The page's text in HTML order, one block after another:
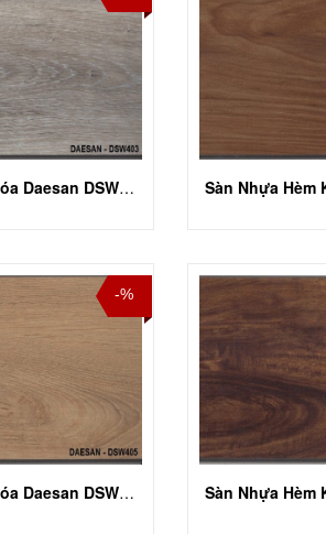
Sàn Nhựa Hèm Khóa Daesan DSW 403
-%
Sàn Nhựa Hèm Khóa Daesan DSW 405